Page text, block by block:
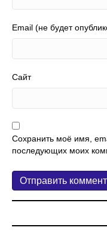
Email (не будет
Сайт
Сохранить моё имя,
последующих моих